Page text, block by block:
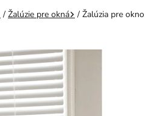
/ Žalúzie pre okná / Žalúzia pre okno